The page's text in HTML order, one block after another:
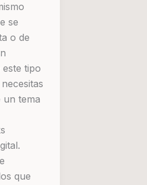
se
o de
tipo
un tema
que